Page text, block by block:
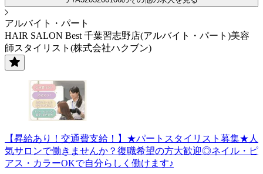
アルバイト・パート
HAIR SALON Best 千葉習志野店(アルバイト・パート)美容
師スタイリスト(株式会社ハクブン)
【昇給あり！交通費支給！】★パートスタイリスト募集★人
気サロンで働きませんか？復職希望の方大歓迎◎ネイル・ピ
アス・カラーOKで自分らしく働けます♪